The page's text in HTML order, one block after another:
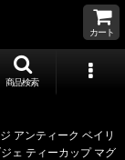
カート
商品検索
アンティーク ベイリ
ェ ティーカップ マグ